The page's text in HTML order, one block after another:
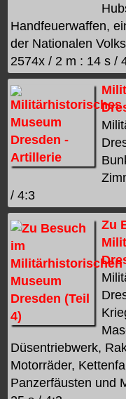
Handfeuerwaffen,
der Nationalen
2574x / 2 m : 14 s /
/ 4:3
Zu
Düsentriebwerk,
Motorräder,
Panzerfäusten und